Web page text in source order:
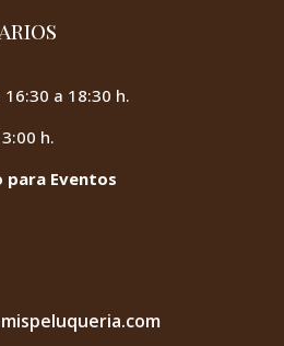
a 18:30 h.
h.
para Eventos